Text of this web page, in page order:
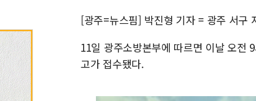
[광주=뉴스핌] 박진형 기자 = 광주 서구
11일 광주소방본부에 따르면 이날 오전
고가 접수됐다.